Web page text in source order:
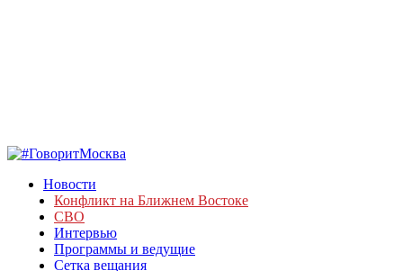
Новости
Конфликт на Ближнем Востоке
СВО
Интервью
Программы и ведущие
Сетка вещания